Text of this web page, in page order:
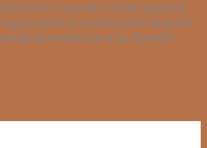
was im Studio passiert.
ganz einfach und komfortabel für
anmelden und im Zweifel